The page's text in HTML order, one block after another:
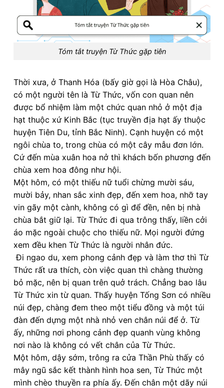
Tóm tắt truyện Từ Thức gặp tiên
Thời xưa, ở Thanh Hóa (bấy giờ gọi là Hòa Châu),
có một người tên là Từ Thức, vốn con quan nên
được bổ nhiệm làm một chức quan nhỏ ở một địa
hạt thuộc xứ Kinh Bắc (tục truyền địa hạt ấy thuộc
huyện Tiên Du, tỉnh Bắc Ninh). Cạnh huyện có một
ngôi chùa to, trong chùa có một cây mẫu đơn lớn.
Cứ đến mùa xuân hoa nở thì khách bốn phương đến
chùa xem hoa đông như hội.
Một hôm, có một thiếu nữ tuổi chừng mười sáu,
mười bảy, nhan sắc xinh đẹp, đến xem hoa, nhỡ tay
vin gãy một cành, không có gì để đền, nên bị nhà
chùa bắt giữ lại. Từ Thức đi qua trông thấy, liền cởi
áo mặc ngoài chuộc cho thiếu nữ. Mọi người đứng
xem đều khen Từ Thức là người nhân đức.
Đi ngao du, xem phong cảnh đẹp và làm thơ thì Từ
Thức rất ưa thích, còn việc quan thì chàng thường
bỏ mặc, nên bị quan trên quở trách. Chẳng bao lâu
Từ Thức xin từ quan. Thấy huyện Tống Sơn có nhiều
núi đẹp, chàng đem theo một tiểu đồng và một túi
đàn đến dựng một nhà nhỏ ven chân núi để ở. Từ
ấy, những nơi phong cảnh đẹp quanh vùng không
nơi nào là không có vết chân của Từ Thức.
Một hôm, dậy sớm, trông ra cửa Thần Phù thấy có
mây ngũ sắc kết thành hình hoa sen, Từ Thức một
mình chèo thuyền ra phía ấy. Đến chân một dãy núi